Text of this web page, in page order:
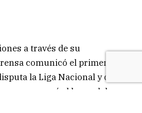
a través de su
comunicó el primer corte
la Liga Nacional y dieron
que ocupará el lugar del que